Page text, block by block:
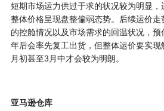
短期市场运力供过于求的状况较为明显，
整体价格呈现盘整偏弱态势。后续运价
的控舱情况以及市场需求的回温状况，预
年后会率先复工出货，但整体运价要实
月初甚至3月中才会较为明朗。
亚马逊仓库